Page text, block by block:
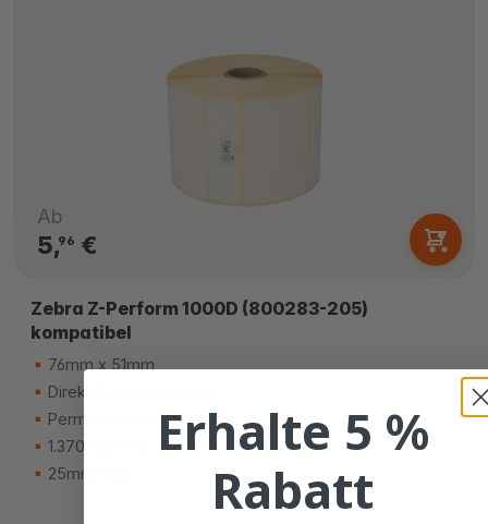
Ab
5,96 €
Zebra Z-Perform 1000D (800283-205)
kompatibel
76mm x 51mm
Direkt thermisch (eco)
Permanenter Kleber
1.370 Etiketten
25mm Kern
Erhalte 5 %
Rabatt